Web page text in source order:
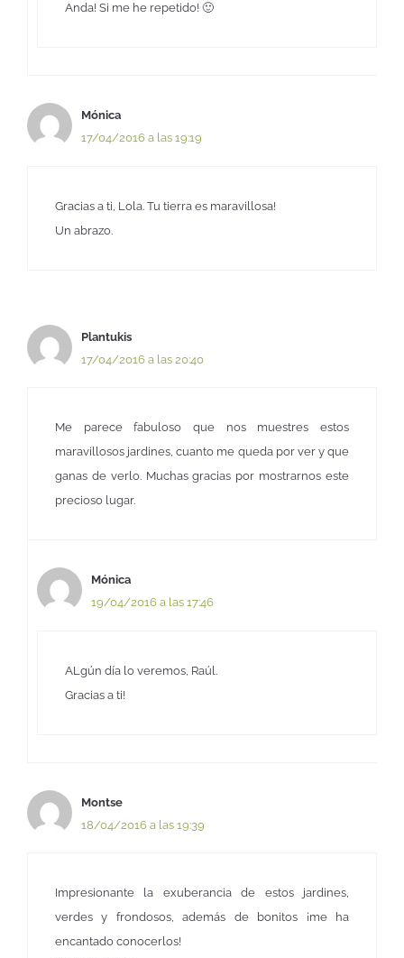
Anda! Si me he repetido! 🙂
Mónica
17/04/2016 a las 19:19
Gracias a ti, Lola. Tu tierra es maravillosa!
Un abrazo.
Plantukis
17/04/2016 a las 20:40
Me parece fabuloso que nos muestres estos
maravillosos jardines, cuanto me queda por ver y que
ganas de verlo. Muchas gracias por mostrarnos este
precioso lugar.
Mónica
19/04/2016 a las 17:46
ALgún día lo veremos, Raúl.
Gracias a ti!
Montse
18/04/2016 a las 19:39
Impresionante la exuberancia de estos jardines,
verdes y frondosos, además de bonitos ¡me ha
encantado conocerlos!